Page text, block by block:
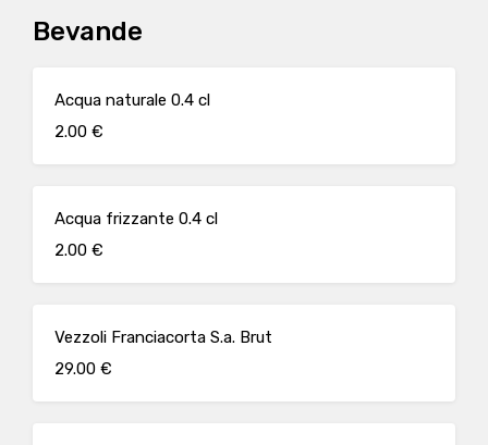
Bevande
Acqua naturale 0.4 cl
2.00 €
Acqua frizzante 0.4 cl
2.00 €
Vezzoli Franciacorta S.a. Brut
29.00 €